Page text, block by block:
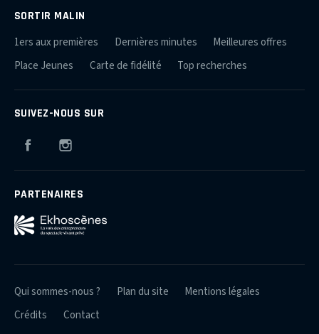
SORTIR MALIN
1ers aux premières Dernières minutes
Meilleures offres
Place Jeunes
Carte de fidélité Top recherches
SUIVEZ-NOUS SUR
Facebook
PARTENAIRES
Qui sommes-nous ? Plan du site
Mentions légales
Crédits
Contact